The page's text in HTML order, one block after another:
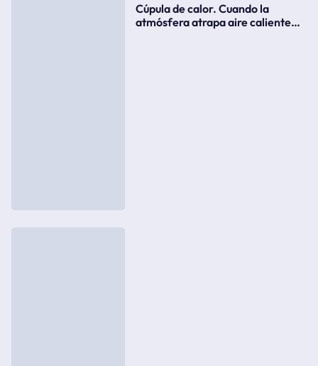
Cúpula de calor. Cuando la
atmósfera atrapa aire caliente